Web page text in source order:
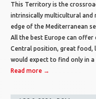
This Territory is the
intrinsically multicultural
edge of the Mediterranean
All the best Europe can offer
Central position, great food,
would expect to find only in a
Read more →